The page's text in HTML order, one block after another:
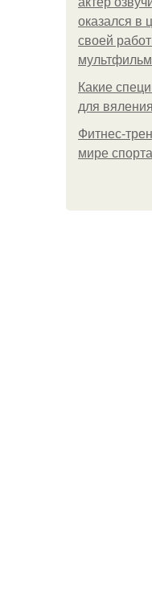
оказался в
своей
Какие
для
Фитнес-
мире спорта